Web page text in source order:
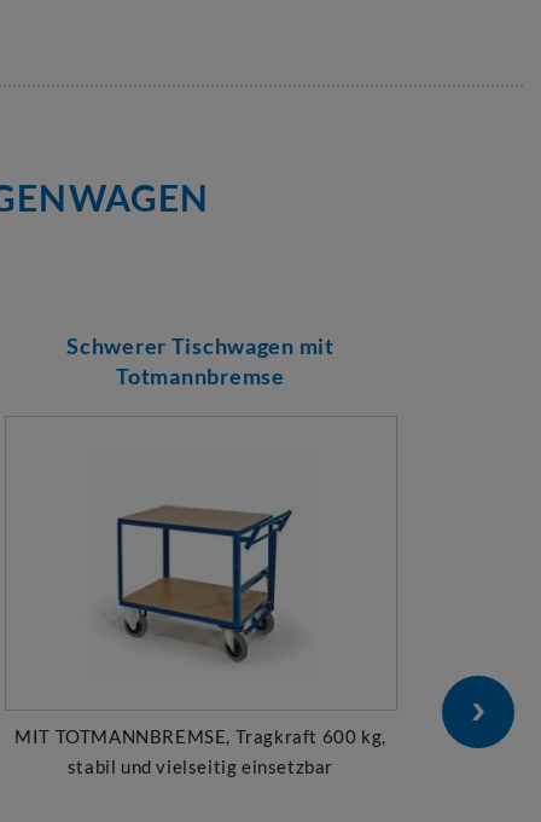
Schwerer Tischwagen mit
Totmannbremse
MIT TOTMANNBREMSE, Tragkraft 600 kg,
stabil und vielseitig einsetzbar